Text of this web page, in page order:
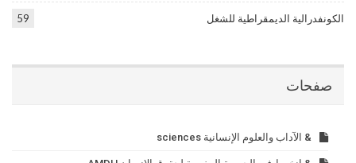
الكونفدرالية الديمقراطية للشغل 59
صفحات
& الآداب والعلوم الإنسانية sciences